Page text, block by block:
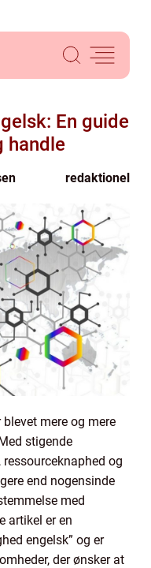
En guide
handle
redaktionel
mere og mere
stigende
og
end nogensinde
med
artikel er en
engelsk” og er
der ønsker at